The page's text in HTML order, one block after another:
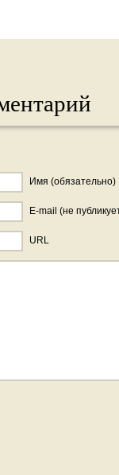
Имя (обязательно)
E-mail (не
URL